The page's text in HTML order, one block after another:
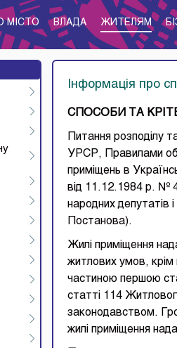
МІСТО ВЛАДА ЖИТЕЛЯМ
Інформація про
СПОСОБИ ТА КР
Питання розподілу
УРСР, Правилами
приміщень в
від 11.12.1984 р. №
народних депутатів
Постанова).
Жилі приміщення
житлових умов, крім
частиною першою
статті 114
законодавством.
жилі приміщення